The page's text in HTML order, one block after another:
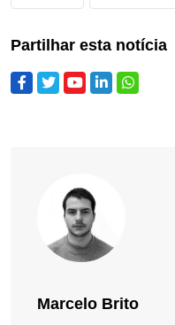
Partilhar esta notícia
Marcelo Brito